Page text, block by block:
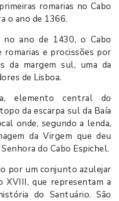
romarias no Cabo
o ano de 1366.
ano de 1430, o Cabo
e procissões por
da margem sul, uma da
de Lisboa.
elemento central do
da escarpa sul da Baía
onde, segundo a lenda,
da Virgem que deu
do Cabo Espichel.
por um conjunto azulejar
XVIII, que representam a
do Santuário. São